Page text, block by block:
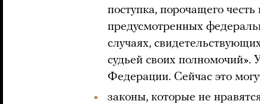
поступка, порочащего
предусмотренных
случаях,
судьей своих полномочий».
Федерации. Сейчас это
законы, которые не